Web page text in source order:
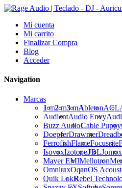
Mi cuenta
Mi carrito
Finalizar Compra
Blog
Acceder
Navigation
Marcas
1m2m3mAbletonACL
AudientAudio Envy
Buzz AudioCable Puppy
DoepferDrawmer
FerrofishFlameFocusrite
IsovoxIzotopeJBLJomox
Mayer EMIMellotron
OmniraxOqanOS
Quik LokRebel